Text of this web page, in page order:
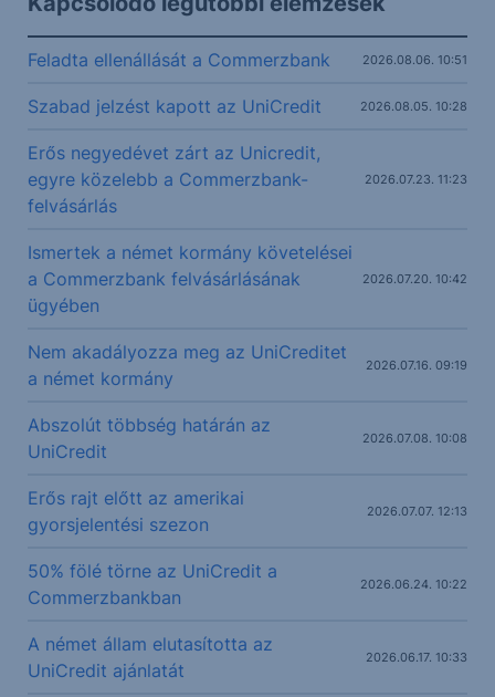
Feladta ellenállását a Commerzbank 2026.08.06. 10:51
Szabad jelzést kapott az UniCredit 2026.08.05. 10:28
Erős negyedévet zárt az Unicredit,
egyre közelebb a Commerzbank-
felvásárlás
2026.07.23. 11:23
Ismertek a német kormány követelései
a Commerzbank felvásárlásának
ügyében
2026.07.20. 10:42
Nem akadályozza meg az UniCreditet
a német kormány
2026.07.16. 09:19
Abszolút többség határán az
UniCredit
2026.07.08. 10:08
Erős rajt előtt az amerikai
gyorsjelentési szezon
2026.07.07. 12:13
50% fölé törne az UniCredit a
Commerzbankban
2026.06.24. 10:22
A német állam elutasította az
UniCredit ajánlatát
2026.06.17. 10:33